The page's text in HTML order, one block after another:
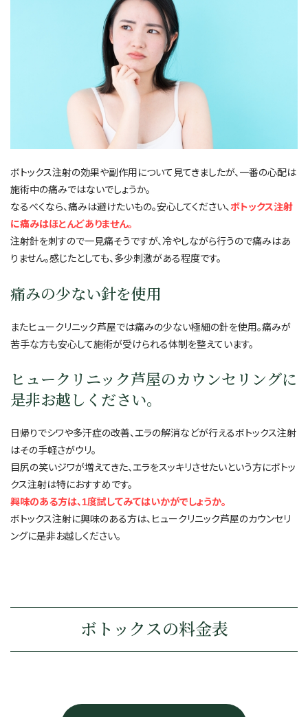
ボトックス注射の効果や副作用について見てきましたが、一番の心配は
施術中の痛みではないでしょうか。
なるべくなら、痛みは避けたいもの。安心してください、ボトックス注射
に痛みはほとんどありません。
注射針を刺すので一見痛そうですが、冷やしながら行うので痛みはあ
りません。感じたとしても、多少刺激がある程度です。
痛みの少ない針を使用
またヒュークリニック芦屋では痛みの少ない極細の針を使用。痛みが
苦手な方も安心して施術が受けられる体制を整えています。
ヒュークリニック芦屋のカウンセリングに
是非お越しください。
日帰りでシワや多汗症の改善、エラの解消などが行えるボトックス注射
はその手軽さがウリ。
目尻の笑いジワが増えてきた、エラをスッキリさせたいという方にボトッ
クス注射は特におすすめです。
興味のある方は、1度試してみてはいかがでしょうか。
ボトックス注射に興味のある方は、ヒュークリニック芦屋のカウンセリ
ングに是非お越しください。
ボトックスの料金表